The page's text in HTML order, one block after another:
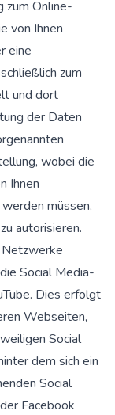
zum Online-
von Ihnen
eine
zum
und dort
der Daten
wobei die
Ihnen
müssen,
autorisieren.
Social Media-
Dies erfolgt
Webseiten,
Social
dem sich ein
Social
Facebook